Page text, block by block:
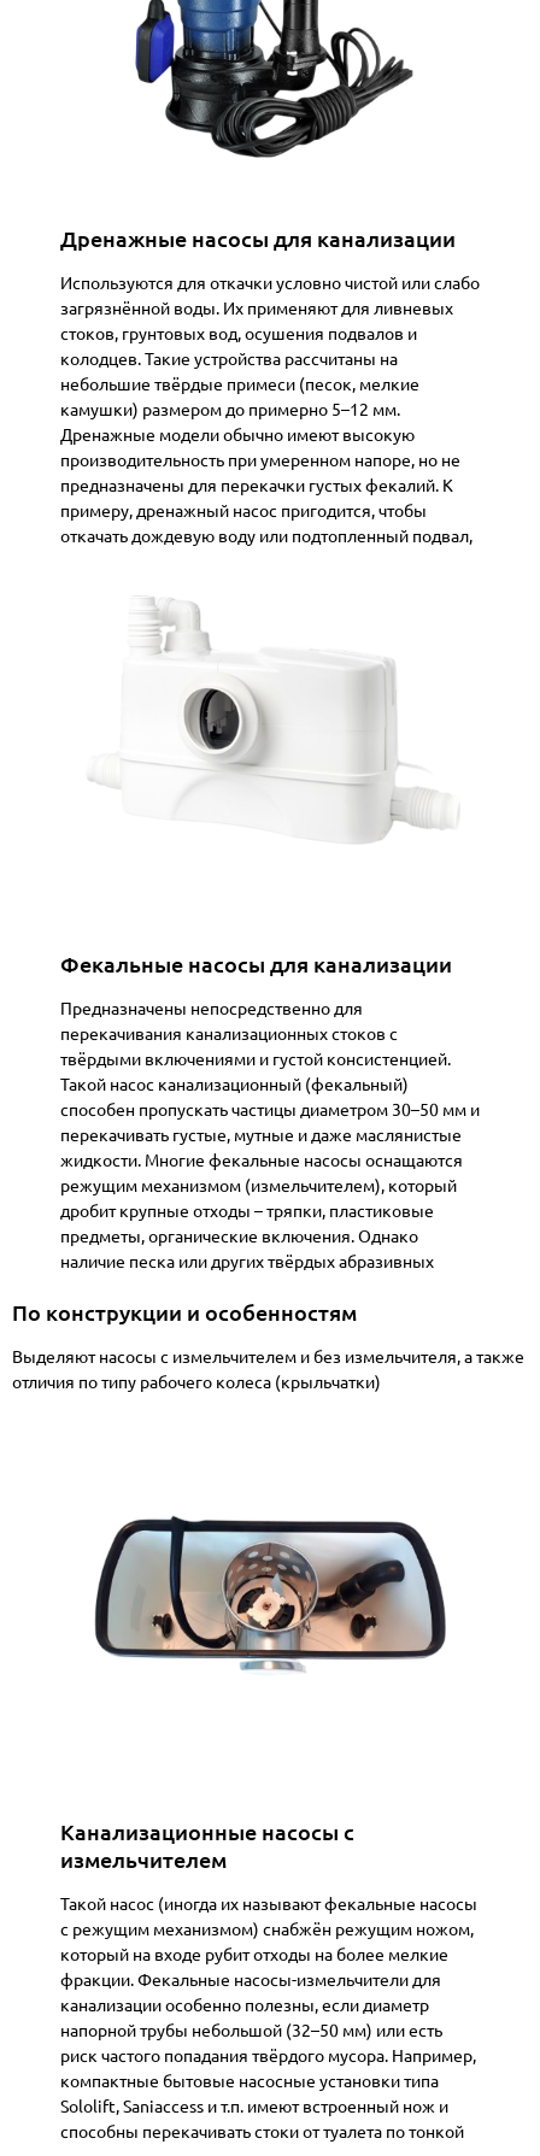
Дренажные насосы для канализации
Используются для откачки условно чистой или слабо
загрязнённой воды. Их применяют для ливневых
стоков, грунтовых вод, осушения подвалов и
колодцев. Такие устройства рассчитаны на
небольшие твёрдые примеси (песок, мелкие
камушки) размером до примерно 5–12 мм.
Дренажные модели обычно имеют высокую
производительность при умеренном напоре, но не
предназначены для перекачки густых фекалий. К
примеру, дренажный насос пригодится, чтобы
откачать дождевую воду или подтопленный подвал,
Фекальные насосы для канализации
Предназначены непосредственно для
перекачивания канализационных стоков с
твёрдыми включениями и густой консистенцией.
Такой насос канализационный (фекальный)
способен пропускать частицы диаметром 30–50 мм и
перекачивать густые, мутные и даже маслянистые
жидкости. Многие фекальные насосы оснащаются
режущим механизмом (измельчителем), который
дробит крупные отходы – тряпки, пластиковые
предметы, органические включения. Однако
наличие песка или других твёрдых абразивных
могут вывести из строя крыльчатку или нож даже
применяются для откачки содержимого септиков,
выгребных ям, сточных колодцев – словом, там, где
По конструкции и особенностям
Выделяют насосы с измельчителем и без измельчителя, а также
отличия по типу рабочего колеса (крыльчатки)
Канализационные насосы с
измельчителем
Такой насос (иногда их называютфекальные насосы
с режущим механизмом) снабжён режущим ножом,
который на входе рубит отходы на более мелкие
фракции. Фекальные насосы-измельчители для
канализации особенно полезны, если диаметр
напорной трубы небольшой (32–50 мм) или есть
риск частого попадания твёрдого мусора. Например,
компактные бытовые насосные установкитипа
Sololift, Saniaccess и т.п. имеют встроенный нож и
способны перекачивать стоки от туалета по тонкой